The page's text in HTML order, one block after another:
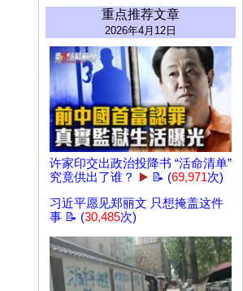
重点推荐文章
2026年4月12日
许家印交出政治投降书 “活命清单”
究竟供出了谁？
▶️ 📝 (69,971次)
习近平愿见郑丽文 只想掩盖这件
事 📝 (30,485次)